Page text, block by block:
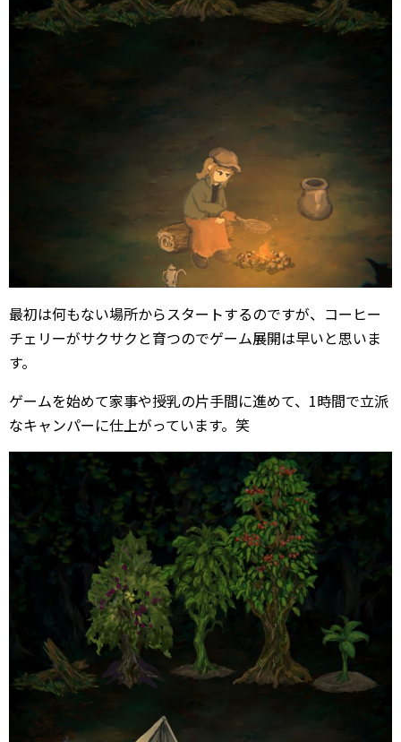
最初は何もない場所からスタートするのですが、コーヒー
チェリーがサクサクと育つのでゲーム展開は早いと思いま
す。
ゲームを始めて家事や授乳の片手間に進めて、1時間で立派
なキャンパーに仕上がっています。笑